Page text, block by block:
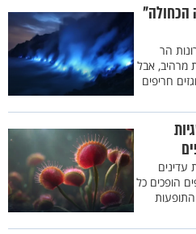
הכחולה"
הר
מרהיב, אבל
150 מעלות וגזים חריפים
עדינים
הופכים כל